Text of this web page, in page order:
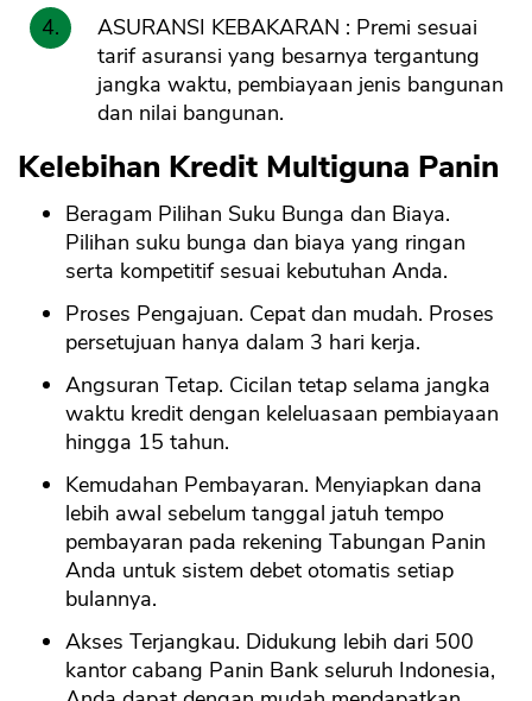
ASURANSI KEBAKARAN : Premi sesuai
tarif asuransi yang besarnya tergantung
jangka waktu, pembiayaan jenis bangunan
dan nilai bangunan.
Kelebihan Kredit Multiguna Panin
Beragam Pilihan Suku Bunga dan Biaya.
Pilihan suku bunga dan biaya yang ringan
serta kompetitif sesuai kebutuhan Anda.
Proses Pengajuan. Cepat dan mudah. Proses
persetujuan hanya dalam 3 hari kerja.
Angsuran Tetap. Cicilan tetap selama jangka
waktu kredit dengan keleluasaan pembiayaan
hingga 15 tahun.
Kemudahan Pembayaran. Menyiapkan dana
lebih awal sebelum tanggal jatuh tempo
pembayaran pada rekening Tabungan Panin
Anda untuk sistem debet otomatis setiap
bulannya.
Akses Terjangkau. Didukung lebih dari 500
kantor cabang Panin Bank seluruh Indonesia,